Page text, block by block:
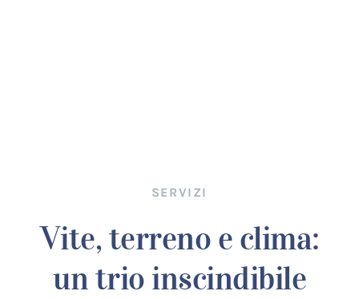
SERVIZI
Vite, terreno e clima:
un trio inscindibile